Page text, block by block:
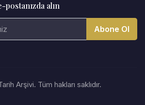
alın
Abone Ol
Arşivi. Tüm hakları saklıdır.